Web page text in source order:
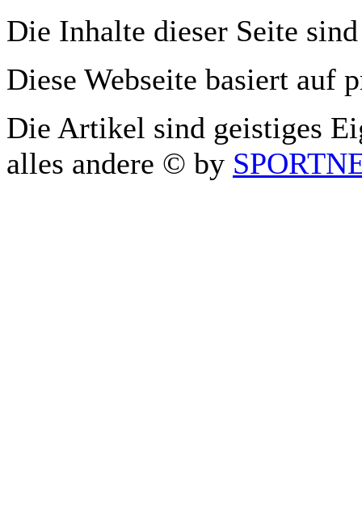
Die Inhalte dieser Seite
Diese Webseite basiert auf
Die Artikel sind geistiges
alles andere © by